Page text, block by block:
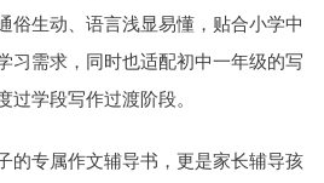
俗生动、语言浅显易懂，贴合小学中
习需求，同时也适配初中一年级的写
学段写作过渡阶段。
的专属作文辅导书，更是家长辅导孩